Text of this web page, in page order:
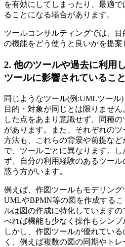
を有効にしてしまったり、最適
ることになる場合があります。
ツールコンサルティングでは、
の機能をどう使うと良いかを提案
2. 他のツールや過去に利用
ツールに影響されているこ
同じようなツール(例:UMLツール
目的・対象が同じとは限りませ
した点をあまり意識せず、同種
があります。また、それぞれの
方法も、これらの背景や前提な
で、ツールごとに異なります。
ず、自分の利用経験のあるツー
惑う方がいます。
例えば、作図ツールもモデリン
UMLやBPMN等の図を作成する
ルは図の作成に特化しています
べれば機能も少なく操作もシンプ
しかし、作図ツールが優れてい
く、例えば複数の図の同期やト